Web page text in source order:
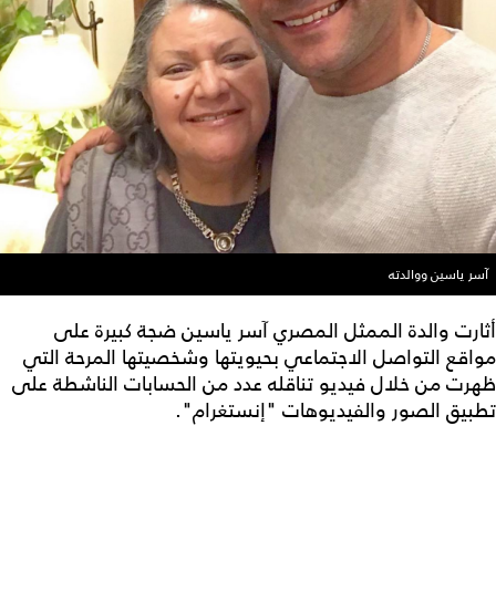
آسر ياسين ووالدته
أثارت والدة الممثل المصري آسر ياسين ضجة كبيرة على
مواقع التواصل الاجتماعي بحيويتها وشخصيتها المرحة التي
ظهرت من خلال فيديو تناقله عدد من الحسابات الناشطة على
تطبيق الصور والفيديوهات "إنستغرام".